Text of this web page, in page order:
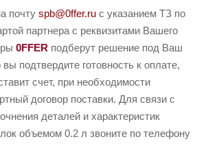
почту spb@0ffer.ru с указанием ТЗ по
партнера с реквизитами Вашего
0FFER подберут решение под Ваш
подтвердите готовность к оплате,
счет, при необходимости
договор поставки. Для связи с
деталей и характеристик
объемом 0.2 л звоните по телефону